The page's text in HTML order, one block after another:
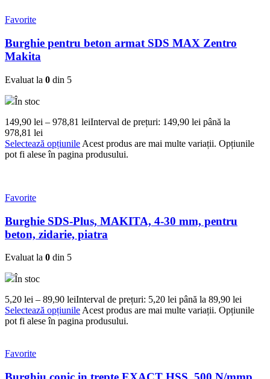
Favorite
Burghie pentru beton armat SDS MAX Zentro
Makita
Evaluat la 0 din 5
În stoc
149,90 lei – 978,81 leiInterval de prețuri: 149,90 lei până la
978,81 lei
Selectează opțiunile Acest produs are mai multe variații. Opțiunile
pot fi alese în pagina produsului.
Favorite
Burghie SDS-Plus, MAKITA, 4-30 mm, pentru
beton, zidarie, piatra
Evaluat la 0 din 5
În stoc
5,20 lei – 89,90 leiInterval de prețuri: 5,20 lei până la 89,90 lei
Selectează opțiunile Acest produs are mai multe variații. Opțiunile
pot fi alese în pagina produsului.
Favorite